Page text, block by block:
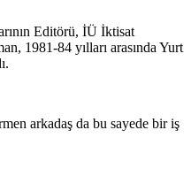
Editörü, İÜ İktisat
1981-84 yılları arasında Yurt
arkadaş da bu sayede bir iş